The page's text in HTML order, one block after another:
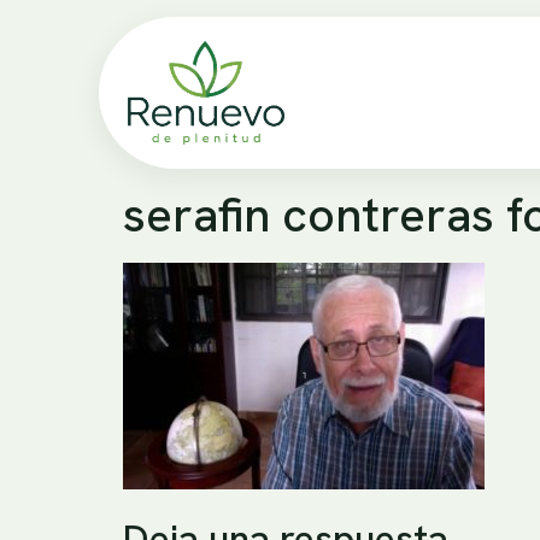
serafin contreras